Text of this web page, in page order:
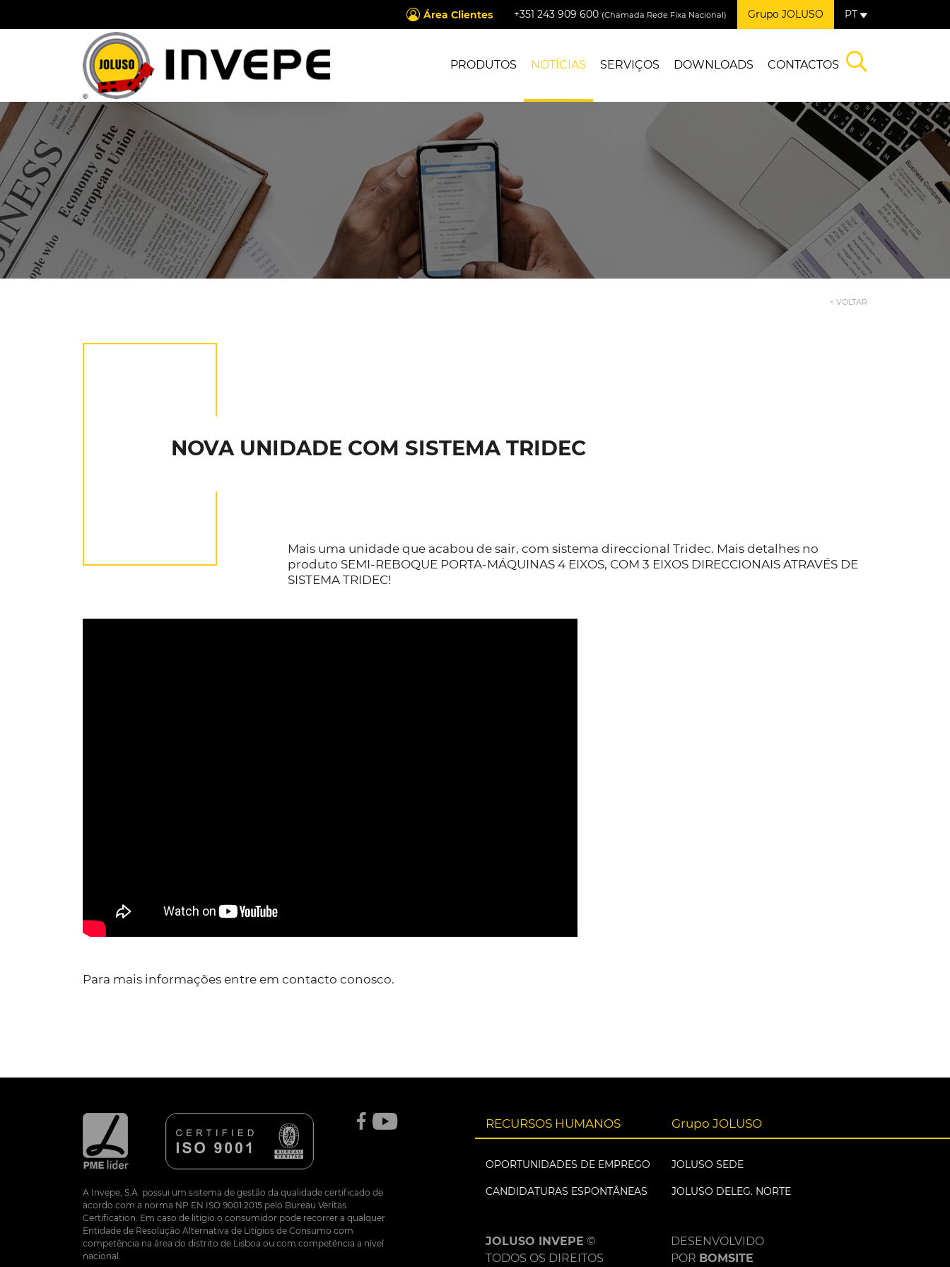
Área Clientes +351 243 909 600 (Chamada Rede Fixa Nacional) Grupo JOLUSO PT
PRODUTOS NOTÍCIAS SERVIÇOS DOWNLOADS CONTACTOS
< VOLTAR
NOVA UNIDADE COM SISTEMA TRIDEC
Mais uma unidade que acabou de sair, com sistema direccional Tridec. Mais detalhes no
produto SEMI-REBOQUE PORTA-MÁQUINAS 4 EIXOS, COM 3 EIXOS DIRECCIONAIS ATRAVÉS DE
SISTEMA TRIDEC!
Para mais informações entre em contacto conosco.
A Invepe, S.A. possui um sistema de gestão da qualidade certificado de
acordo com a norma NP EN ISO 9001:2015 pelo Bureau Veritas
Certification. Em caso de litígio o consumidor pode recorrer a qualquer
Entidade de Resolução Alternativa de Litígios de Consumo com
competência na área do distrito de Lisboa ou com competência a nível
nacional.
RECURSOS HUMANOS
OPORTUNIDADES DE EMPREGO
CANDIDATURAS ESPONTÂNEAS
Grupo JOLUSO
JOLUSO SEDE
JOLUSO DELEG. NORTE
JOLUSO INVEPE ©
TODOS OS DIREITOS
DESENVOLVIDO
POR BOMSITE